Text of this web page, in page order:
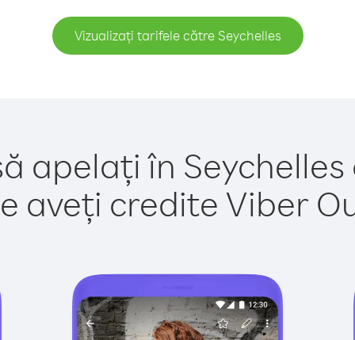
Vizualizați tarifele către Seychelles
apelați în
aveți credite Viber